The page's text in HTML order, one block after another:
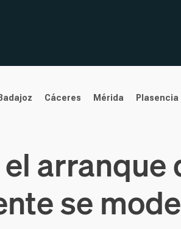
Badajoz Cáceres Mérida Plasencia
se